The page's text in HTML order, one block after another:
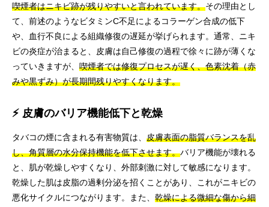
喫煙者はニキビ跡が残りやすいと言われています。その理由とし
て、前述のようなビタミンC不足によるコラーゲン合成の低下
や、血行不良による組織修復の遅延が挙げられます。通常、ニキ
ビの炎症が治まると、皮膚は自己修復の過程で徐々に跡が薄くな
っていきますが、 喫煙者では修復プロセスが遅く、色素沈着（赤
みや黒ずみ）が長期間残りやすくなります。
⚡ 皮膚のバリア機能低下と乾燥
タバコの煙に含まれる有害物質は、 皮膚表面の脂質バランスを乱
し、角質層の水分保持機能を低下させます。バリア機能が壊れる
と、肌が乾燥しやすくなり、外部刺激に対して敏感になります。
乾燥した肌は皮脂の過剰分泌を招くことがあり、これがニキビの
悪化サイクルにつながります。また、 乾燥による微細な傷から細